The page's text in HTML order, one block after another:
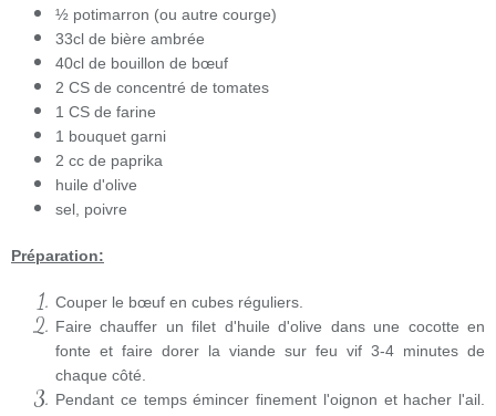
½ potimarron (ou autre courge)
33cl de bière ambrée
40cl de bouillon de bœuf
2 CS de concentré de tomates
1 CS de farine
1 bouquet garni
2 cc de paprika
huile d'olive
sel, poivre
Préparation:
Couper le bœuf en cubes réguliers.
Faire chauffer un filet d'huile d'olive dans une cocotte en
fonte et faire dorer la viande sur feu vif 3-4 minutes de
chaque côté.
Pendant ce temps émincer finement l'oignon et hacher l'ail.